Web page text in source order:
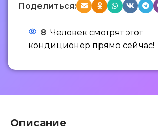
Поделиться:
8 Человек смотрят этот
кондиционер прямо сейчас!
Описание